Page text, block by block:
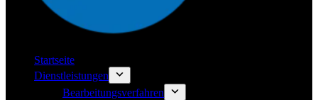
Startseite
Dienstleistungen
Bearbeitungsverfahren